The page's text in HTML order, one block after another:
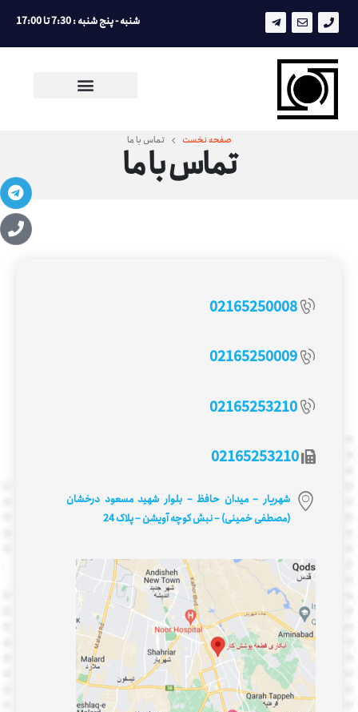
شنبه - پنج شنبه : 7:30 تا 17:00
صفحه نخست تماس با ما
تماس با ما
02165250008
02165250009
02165253210
02165253210
شهریار – میدان حافظ – بلوار شهید مسعود درخشان
(مصطفی خمینی) – نبش کوچه آویشن – پلاک 24